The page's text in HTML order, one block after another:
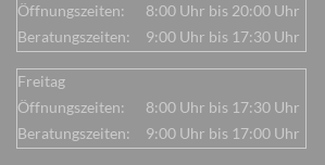
Öffnungszeiten:
8:00 Uhr bis 20:00 Uhr
Beratungszeiten:
9:00 Uhr bis 17:30 Uhr
Freitag
Öffnungszeiten:
8:00 Uhr bis 17:30 Uhr
Beratungszeiten:
9:00 Uhr bis 17:00 Uhr